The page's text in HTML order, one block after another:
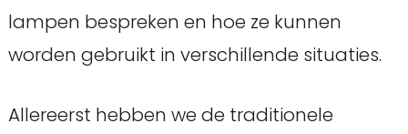
lampen bespreken en hoe ze kunnen
worden gebruikt in verschillende situaties.
Allereerst hebben we de traditionele